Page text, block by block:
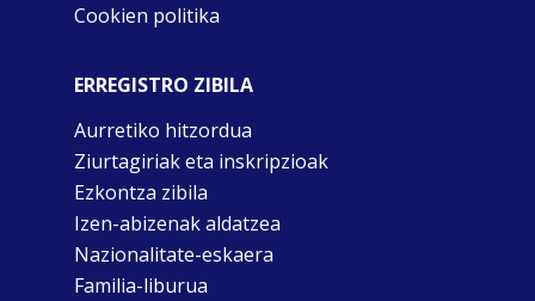
Cookien politika
ERREGISTRO ZIBILA
Aurretiko hitzordua
Ziurtagiriak eta inskripzioak
Ezkontza zibila
Izen-abizenak aldatzea
Nazionalitate-eskaera
Familia-liburua